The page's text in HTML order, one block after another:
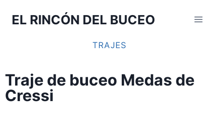
EL RINCÓN DEL BUCEO
TRAJES
Traje de buceo Medas de
Cressi